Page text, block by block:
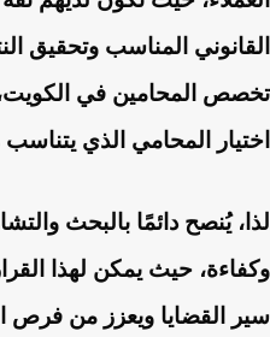
القانوني المناسب وتحقيق
تخصص المحامين في الكويت،
اختيار المحامي الذي
لذا، يُنصح دائمًا بالبحث
وكفاءة، حيث يمكن لهذا
سير القضايا ويعزز من فرص